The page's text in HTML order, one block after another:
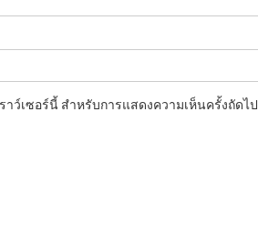
ว์เซอร์นี้ สำหรับการแสดงความเห็นครั้งถัดไป